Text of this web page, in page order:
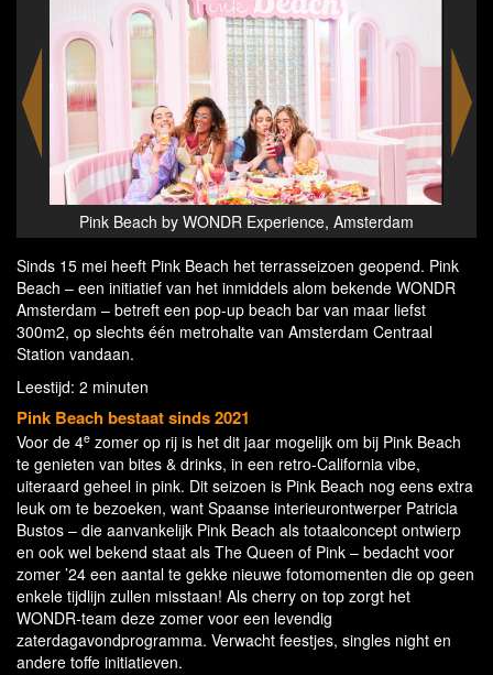
Pink Beach by WONDR Experience, Amsterdam
Sinds 15 mei heeft Pink Beach het terrasseizoen geopend. Pink
Beach – een initiatief van het inmiddels alom bekende WONDR
Amsterdam – betreft een pop-up beach bar van maar liefst
300m2, op slechts één metrohalte van Amsterdam Centraal
Station vandaan.
Leestijd: 2 minuten
Pink Beach bestaat sinds 2021
Voor de 4e zomer op rij is het dit jaar mogelijk om bij Pink Beach
te genieten van bites & drinks, in een retro-California vibe,
uiteraard geheel in pink. Dit seizoen is Pink Beach nog eens extra
leuk om te bezoeken, want Spaanse interieurontwerper Patricia
Bustos – die aanvankelijk Pink Beach als totaalconcept ontwierp
en ook wel bekend staat als The Queen of Pink – bedacht voor
zomer ’24 een aantal te gekke nieuwe fotomomenten die op geen
enkele tijdlijn zullen misstaan! Als cherry on top zorgt het
WONDR-team deze zomer voor een levendig
zaterdagavondprogramma. Verwacht feestjes, singles night en
andere toffe initiatieven.